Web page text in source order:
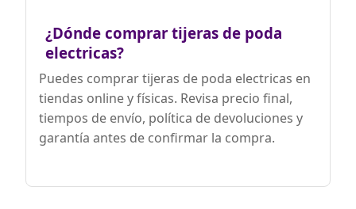
de almacenamiento portátil. Ideal para
uso personal o como regalo. Si tienes
dudas o problemas, contáctanos.
¡Brindamos soporte profesional para
resolver cualquier inquietud!
¿Dónde comprar tijeras de poda
electricas?
Puedes comprar tijeras de poda electricas en
tiendas online y físicas. Revisa precio final,
tiempos de envío, política de devoluciones y
garantía antes de confirmar la compra.